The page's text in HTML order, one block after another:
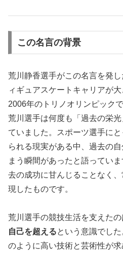
この名言の背景
荒川静香選手がこの名言を発
ィギュアスケートキャリアが
2006年のトリノオリンピック
荒川選手は何度も「過去の栄
ていました。スポーツ選手に
られる現実がある中、過去の
まう瞬間があったと語ってい
去の成功に甘んじることなく
現したものです。
荒川選手の競技生活を支えた
自己を超えるという意識でし
のように高い技術と芸術性が求